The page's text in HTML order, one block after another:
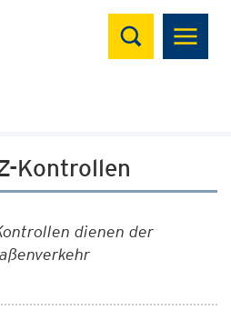
Suchen
Kontrollen
dienen der